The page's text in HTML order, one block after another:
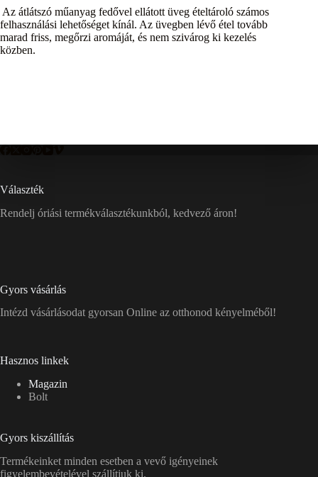
Az átlátszó műanyag fedővel ellátott üveg ételtároló számos
felhasználási lehetőséget kínál. Az üvegben lévő étel tovább
marad friss, megőrzi aromáját, és nem szivárog ki kezelés
közben.
Választék
Rendelj óriási termékválasztékunkból, kedvező áron!
Gyors vásárlás
Intézd vásárlásodat gyorsan Online az otthonod kényelméből!
Hasznos linkek
Magazin
Bolt
Gyors kiszállítás
Termékeinket minden esetben a vevő igényeinek
figyelembevételével szállítjuk ki.